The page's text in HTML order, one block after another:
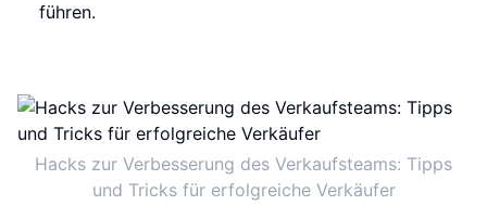
führen.
Hacks zur Verbesserung des Verkaufsteams: Tipps
und Tricks für erfolgreiche Verkäufer